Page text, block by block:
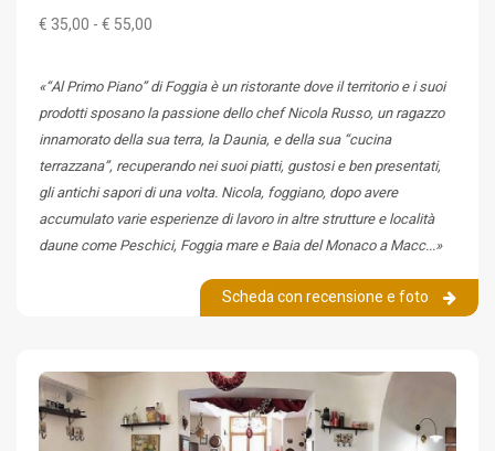
€ 35,00 - € 55,00
«“Al Primo Piano” di Foggia è un ristorante dove il territorio e i suoi
prodotti sposano la passione dello chef Nicola Russo, un ragazzo
innamorato della sua terra, la Daunia, e della sua “cucina
terrazzana”, recuperando nei suoi piatti, gustosi e ben presentati,
gli antichi sapori di una volta. Nicola, foggiano, dopo avere
accumulato varie esperienze di lavoro in altre strutture e località
daune come Peschici, Foggia mare e Baia del Monaco a Macc...»
Scheda con recensione e foto